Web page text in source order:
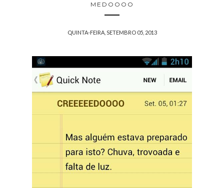
MEDOOOO
QUINTA-FEIRA, SETEMBRO 05, 2013